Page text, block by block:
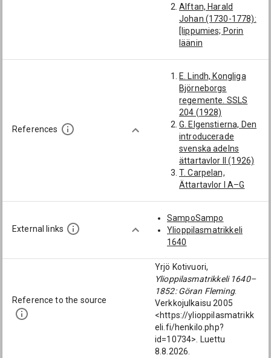
Alftan, Harald
Johan (1730-1778):
[lippumies; Porin
läänin
Gustaf (-1709):
[kersantti;
lippumies; Porin
läänin
jalkaväkirykmentti]
Liljefelt, Anders
Johan (1751-1808):
[kersantti;
lippumies; Porin
läänin
jalkaväkirykmentti]
1714): [kersantti;
lippumies; Porin
läänin
jalkaväkirykmentti]
Ejmelé, Gustaf
(1774-1812): [Porin
läänin
jalkaväkirykmentti]
References
E. Lindh, Kongliga
Björneborgs
regemente. SSLS
204 (1928)
G. Elgenstierna, Den
introducerade
svenska adelns
ättartavlor II (1926)
T. Carpelan,
Ättartavlor I A–G
External links
SampoSampo
Ylioppilasmatrikkeli
1640
Reference to the source
Yrjö Kotivuori,
Ylioppilasmatrikkeli 1640–
1852: Göran Fleming.
Verkkojulkaisu 2005
<https://ylioppilasmatrikk
eli.fi/henkilo.php?
id=10734>. Luettu
8.8.2026.